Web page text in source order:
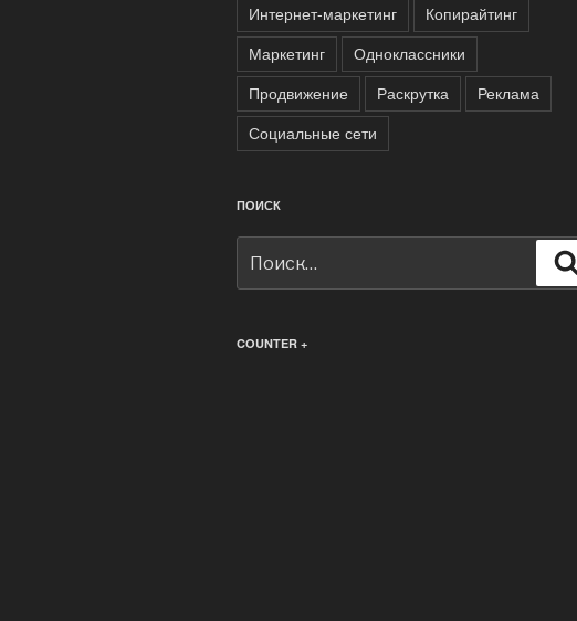
Интернет-маркетинг
Копирайтинг
Маркетинг
Одноклассники
Продвижение
Раскрутка
Реклама
Социальные сети
ПОИСК
COUNTER +